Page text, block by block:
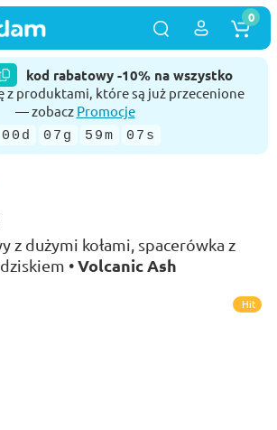
kod rabatowy -10% na wszystko
z produktami, które są już przecenione
— zobacz Promocje
00d 07g 59m 06s
0
z dużymi kołami, spacerówka z
•Volcanic Ash
Hit